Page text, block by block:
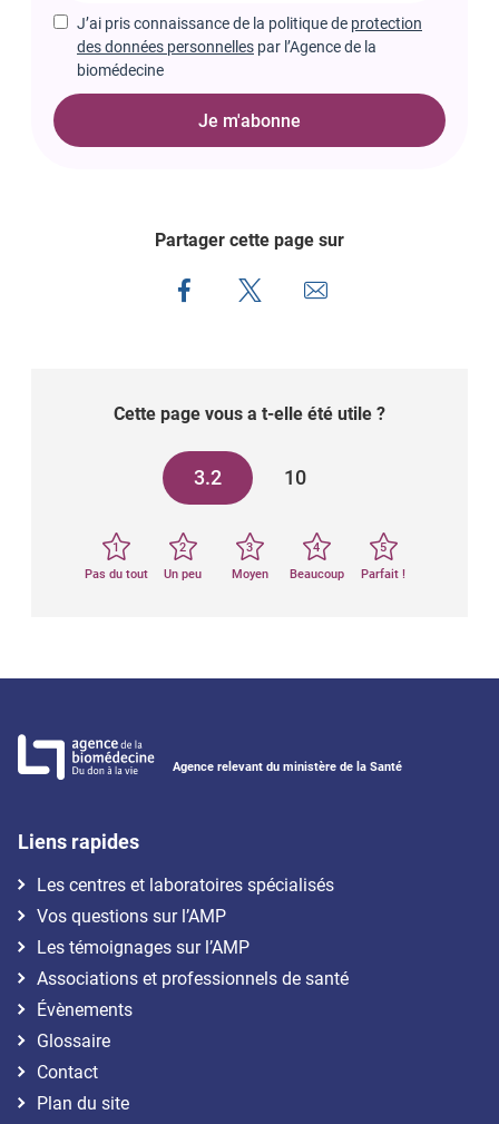
J’ai pris connaissance de la politique de protection
des données personnelles par l’Agence de la
biomédecine
Je m'abonne
Partager cette page sur
Cette page vous a t-elle été utile ?
3.2 10
1
Pas du tout
2
Un peu
3
Moyen
4
Beaucoup
5
Parfait !
Agence relevant du ministère de la Santé
Liens rapides
Les centres et laboratoires spécialisés
Vos questions sur l’AMP
Les témoignages sur l’AMP
Associations et professionnels de santé
Évènements
Glossaire
Contact
Plan du site